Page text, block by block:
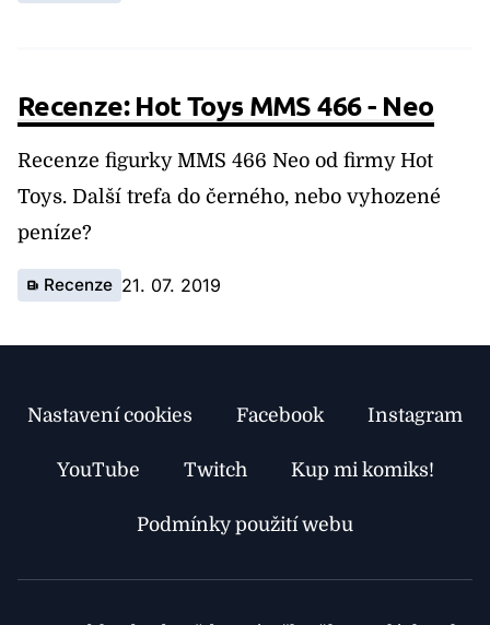
Recenze: Hot Toys MMS 466 - Neo
Recenze figurky MMS 466 Neo od firmy Hot
Toys. Další trefa do černého, nebo vyhozené
peníze?
Recenze 21. 07. 2019
Nastavení cookies Facebook Instagram
YouTube Twitch Kup mi komiks!
Podmínky použití webu